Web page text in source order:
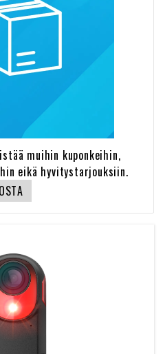
muihin kuponkeihin,
eikä hyvitystarjouksiin.
OSTA